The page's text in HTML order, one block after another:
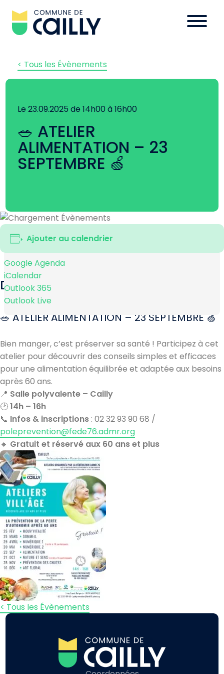
< Tous les Évènements
Le 23.09.2025 de 14h00 à 16h00
🥗 ATELIER
ALIMENTATION – 23
SEPTEMBRE 🍏
Ajouter au calendrier
Google Agenda
iCalendar
Outlook 365
Outlook Live
DESCRIPTION
🥗 ATELIER ALIMENTATION – 23 SEPTEMBRE 🍏
Bien manger, c’est préserver sa santé ! Participez à cet
atelier pour découvrir des conseils simples et efficaces
pour une alimentation équilibrée et adaptée aux besoins
après 60 ans.
📍 Salle polyvalente – Cailly
🕑14h – 16h
📞 Infos & inscriptions : 02 32 93 90 68 /
poleprevention@fede76.admr.org
🔹 Gratuit et réservé aux 60 ans et plus
< Tous les Évènements